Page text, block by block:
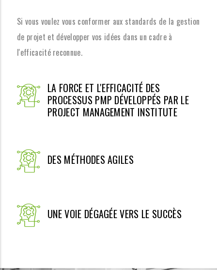
Si vous voulez vous conformer aux standards de la gestion
de projet et développer vos idées dans un cadre à
l'efficacité reconnue.
LA FORCE ET L'EFFICACITÉ DES
PROCESSUS PMP DÉVELOPPÉS PAR LE
PROJECT MANAGEMENT INSTITUTE
DES MÉTHODES AGILES
UNE VOIE DÉGAGÉE VERS LE SUCCÈS